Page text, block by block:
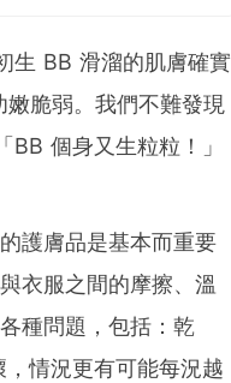
生 BB 滑溜的肌膚確實
脆弱。我們不難發現
個身又生粒粒！」
護膚品是基本而重要
衣服之間的摩擦、溫
種問題，包括：乾
情況更有可能每況越